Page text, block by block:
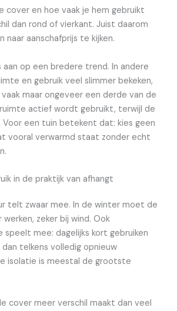
cover en hoe vaak je hem gebruikt
dan rond of vierkant. Juist daarom
naar aanschafprijs te kijken.
op een bredere trend. In andere
en gebruik veel slimmer bekeken,
maar ongeveer een derde van de
actief wordt gebruikt, terwijl de
een tuin betekent dat: kies geen
vooral verwarmd staat zonder echt
in de praktijk van afhangt
telt zwaar mee. In de winter moet de
zeker bij wind. Ook
speelt mee: dagelijks kort gebruiken
telkens volledig opnieuw
isolatie is meestal de grootste
cover meer verschil maakt dan veel